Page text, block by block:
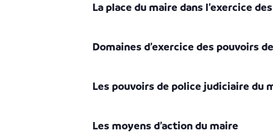
La place du maire dans l’exercice
Domaines d’exercice des pouvoirs
Les pouvoirs de police judiciaire du
Les moyens d’action du maire